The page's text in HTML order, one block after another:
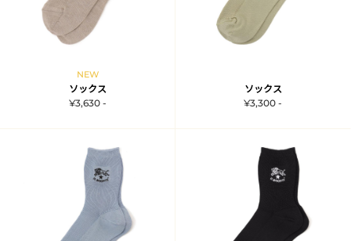
NEW
ソックス
¥3,630 -
ソックス
¥3,300 -